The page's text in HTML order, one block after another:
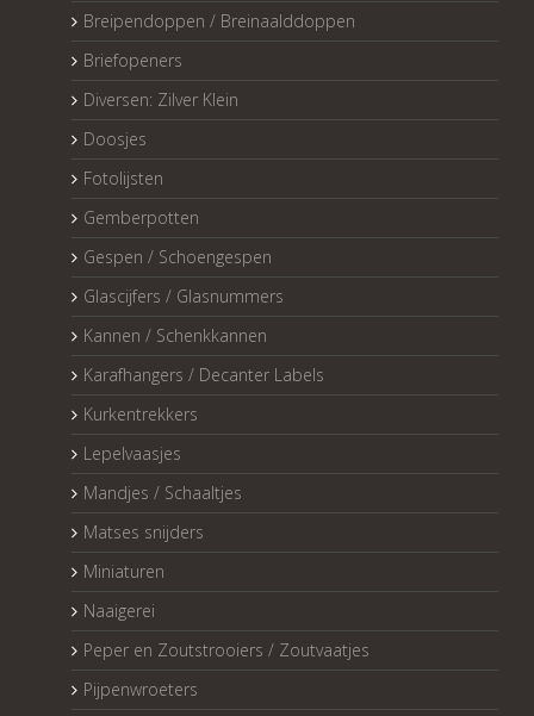
Breipendoppen / Breinaalddoppen
Briefopeners
Diversen: Zilver Klein
Doosjes
Fotolijsten
Gemberpotten
Gespen / Schoengespen
Glascijfers / Glasnummers
Kannen / Schenkkannen
Karafhangers / Decanter Labels
Kurkentrekkers
Lepelvaasjes
Mandjes / Schaaltjes
Matses snijders
Miniaturen
Naaigerei
Peper en Zoutstrooiers / Zoutvaatjes
Pijpenwroeters